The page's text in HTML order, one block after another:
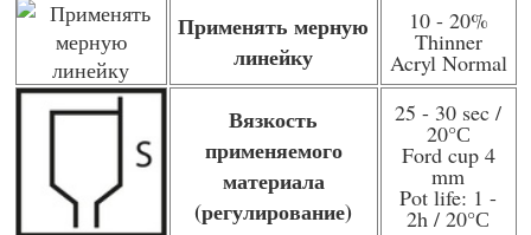
Применять мерную
линейку
10 - 20%
Thinner
Acryl Normal
Вязкость
применяемого
материала
(регулирование)
25 - 30 sec /
20°С
Ford cup 4
mm
Pot life: 1 -
2h / 20°С